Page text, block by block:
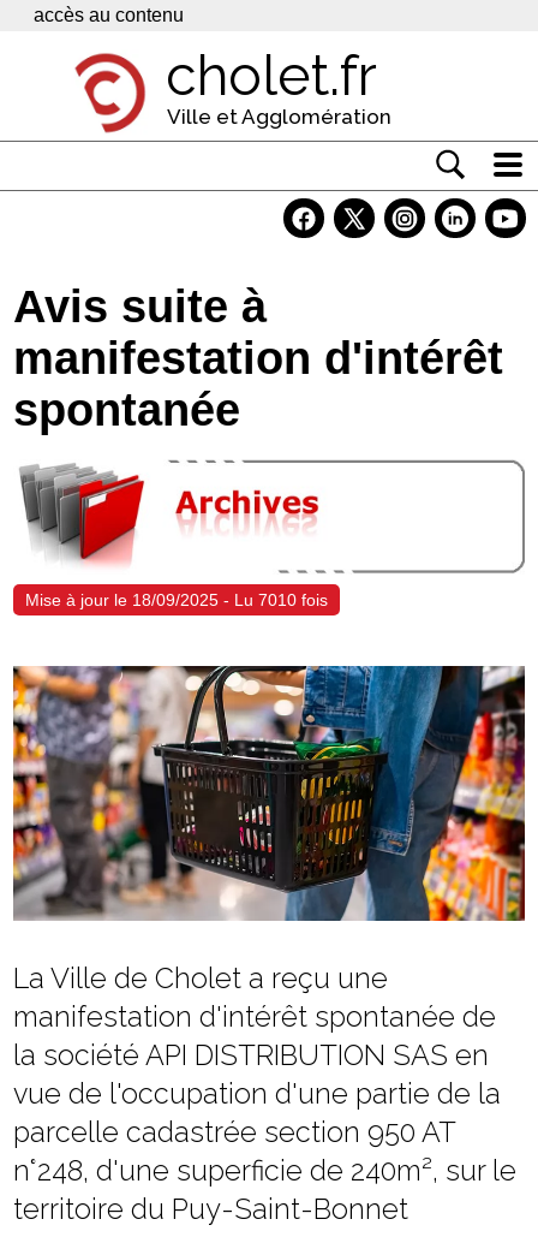
Panneau de gestion des cookies
accès au contenu
cholet.fr
Ville et Agglomération
Economie
Services
Contacts
Avis suite à
manifestation d'intérêt
spontanée
Mise à jour le 18/09/2025 - Lu 7010 fois
La Ville de Cholet a reçu une
manifestation d'intérêt spontanée de
la société API DISTRIBUTION SAS en
vue de l'occupation d'une partie de la
parcelle cadastrée section 950 AT
n°248, d'une superficie de 240m², sur le
territoire du Puy-Saint-Bonnet